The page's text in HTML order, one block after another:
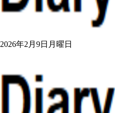
2026年2月9日月曜日